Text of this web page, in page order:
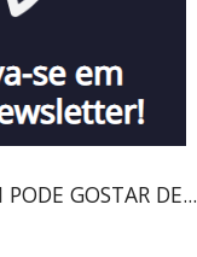
GOSTAR DE...